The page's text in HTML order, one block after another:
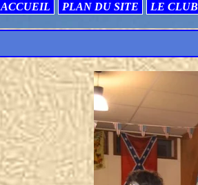
ACCUEIL PLAN DU SITE LE CLUB